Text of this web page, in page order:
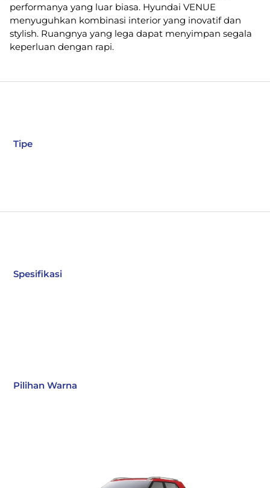
performanya yang luar biasa. Hyundai VENUE
menyuguhkan kombinasi interior yang inovatif dan
stylish. Ruangnya yang lega dapat menyimpan segala
keperluan dengan rapi.
Tipe
Spesifikasi
Pilihan Warna